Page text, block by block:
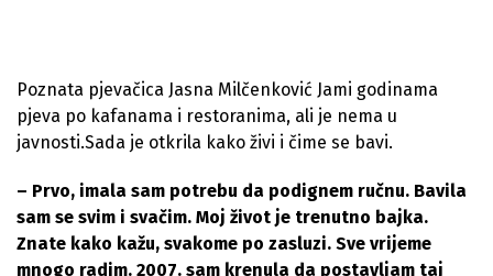
Poznata pjevačica Jasna Milčenković Jami godinama
pjeva po kafanama i restoranima, ali je nema u
javnosti.Sada je otkrila kako živi i čime se bavi.
– Prvo, imala sam potrebu da podignem ručnu. Bavila
sam se svim i svačim. Moj život je trenutno bajka.
Znate kako kažu, svakome po zasluzi. Sve vrijeme
mnogo radim. 2007. sam krenula da postavljam taj